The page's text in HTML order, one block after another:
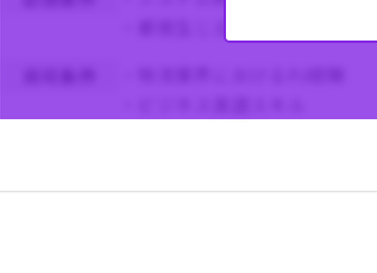
・都度生じる / 生じうる課題